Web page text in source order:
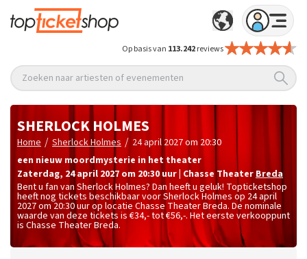
Op basis van 113.242reviews
Zoeken naar artiesten of evenementen
SHERLOCK HOLMES
Home / Sherlock Holmes / 24 april 2027 om 20:30
een nieuw moordmysterie in het theater
zaterdag, 24 april 2027 om 20:30 uur Chasse TheaterBreda
Bent u fan van Sherlock Holmes? Dan heeft u geluk! Topticketshop
heeft nog tickets beschikbaar voor Sherlock Holmes op 24 april
2027 om 20:30 uur op locatie Chasse Theater Breda. De nominale
waarde van deze tickets is €34,- tot €56,-. Het eerste verkooppunt
is Chasse Theater Breda.